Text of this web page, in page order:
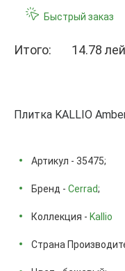
Быстрый заказ
Итого: 14.78 лей
Плитка KALLIO
Артикул - 35475;
Бренд - Cerrad;
Коллекция - Kallio
Страна